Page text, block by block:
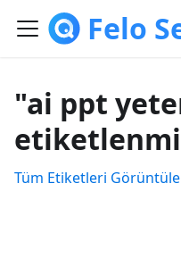
Felo
"ai ppt
Tüm Etiketleri Görüntüle